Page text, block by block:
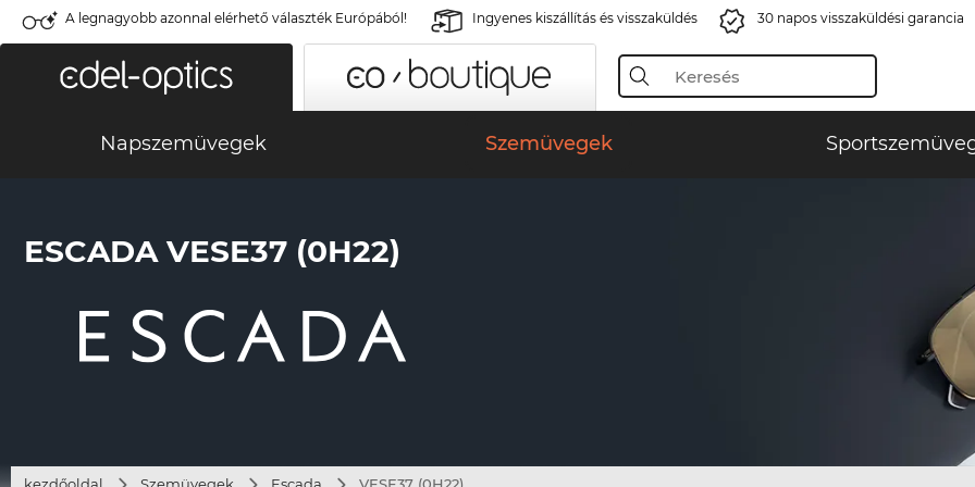
A legnagyobb azonnal elérhető választék Európából! Ingyenes kiszállítás és visszaküldés 30 napos visszaküldési garancia
Napszemüvegek Szemüvegek
ESCADA VESE37 (0H22)